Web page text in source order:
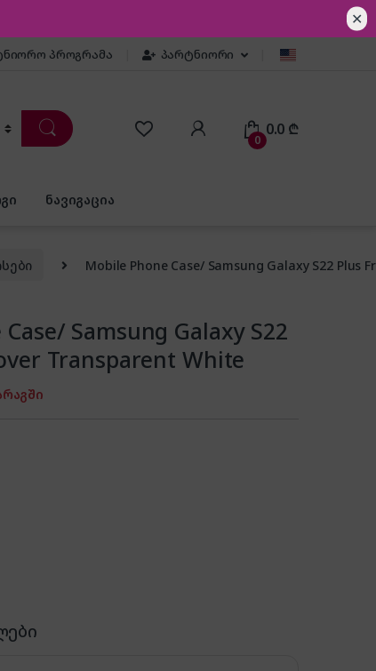
✕
პროგრამა პარტნიორი
0
0.0 ₾
ნავიგაცია
Mobile Phone Case/ Samsung Galaxy S22 Plus
Samsung Galaxy S22
Transparent White